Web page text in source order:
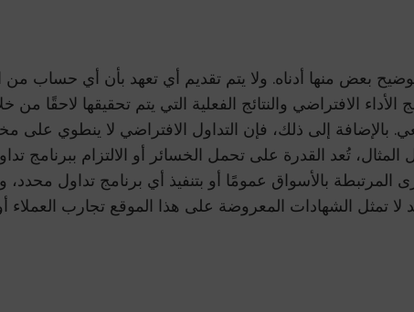
توضيح بعض منها أدناه. ولا يتم تقديم أي تعهد بأن أي
الافتراضي والنتائج الفعلية التي يتم تحقيقها لاحقًا من
بالإضافة إلى ذلك، فإن التداول الافتراضي لا ينطوي
المثال، تُعد القدرة على تحمل الخسائر أو الالتزام
المرتبطة بالأسواق عمومًا أو بتنفيذ أي برنامج تداول محدد،
لا تمثل الشهادات المعروضة على هذا الموقع تجارب العملاء